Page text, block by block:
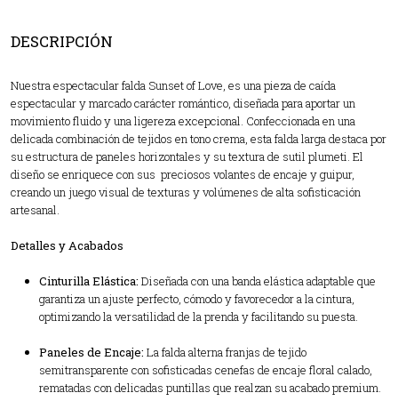
DESCRIPCIÓN
Nuestra espectacular falda Sunset of Love, es una pieza de caída
espectacular y marcado carácter romántico, diseñada para aportar un
movimiento fluido y una ligereza excepcional. Confeccionada en una
delicada combinación de tejidos en tono crema, esta falda larga destaca por
su estructura de paneles horizontales y su textura de sutil plumeti. El
diseño se enriquece con sus preciosos volantes de encaje y guipur,
creando un juego visual de texturas y volúmenes de alta sofisticación
artesanal.
Detalles y Acabados
Cinturilla Elástica: Diseñada con una banda elástica adaptable que
garantiza un ajuste perfecto, cómodo y favorecedor a la cintura,
optimizando la versatilidad de la prenda y facilitando su puesta.
Paneles de Encaje: La falda alterna franjas de tejido
semitransparente con sofisticadas cenefas de encaje floral calado,
rematadas con delicadas puntillas que realzan su acabado premium.